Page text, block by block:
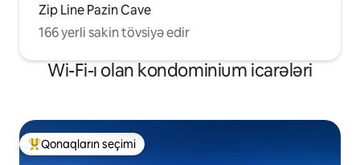
Zip Line Pazin Cave
166 yerli sakin tövsiyə edir
Wi-Fi-ı olan kondominium icarələri
Populyar "Qonaqların seçimi"
Qonaqların seçimi